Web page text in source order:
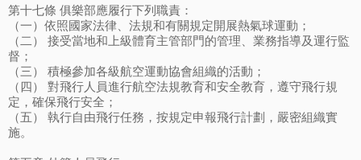
第十七條 俱樂部應履行下列職責：
（一）依照國家法律、法規和有關規定開展熱氣球運動；
（二） 接受當地和上級體育主管部門的管理、業務指導及運行監
督；
（三） 積極參加各級航空運動協會組織的活動；
（四） 對飛行人員進行航空法規教育和安全教育，遵守飛行規
定，確保飛行安全；
（五） 執行自由飛行任務，按規定申報飛行計劃，嚴密組織實
施。